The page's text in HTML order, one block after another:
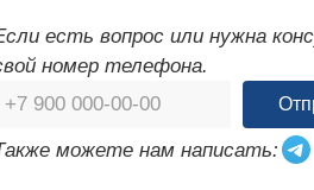
есть вопрос или нужна
номер телефона.
можете нам написать: